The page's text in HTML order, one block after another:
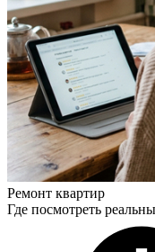
Ремонт квартир
Где посмотреть